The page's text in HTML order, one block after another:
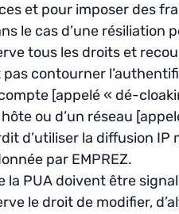
et pour imposer des
le cas d’une
tous les droits et
contourner
[appelé « dé-
ou d’un réseau
d’utiliser la diffusion
par EMPREZ.
la PUA doivent être
le droit de modifier,